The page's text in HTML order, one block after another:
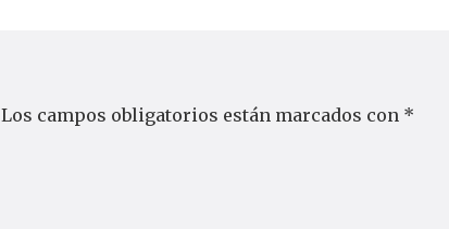
Los campos obligatorios están marcados con *